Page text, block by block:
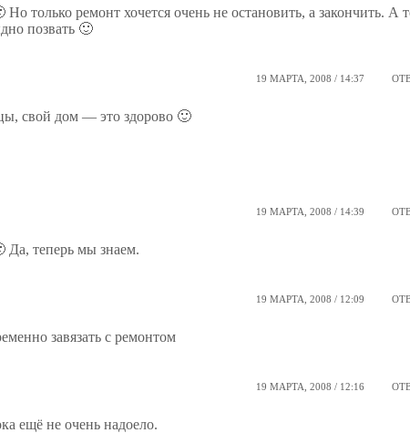
Но только ремонт хочется очень не остановить, а закончить. А
позвать 🙂
19 МАРТА, 2008 / 14:37
свой дом — это здорово 🙂
19 МАРТА, 2008 / 14:39
Да, теперь мы знаем.
19 МАРТА, 2008 / 12:09
завязать с ремонтом
19 МАРТА, 2008 / 12:16
ещё не очень надоело.